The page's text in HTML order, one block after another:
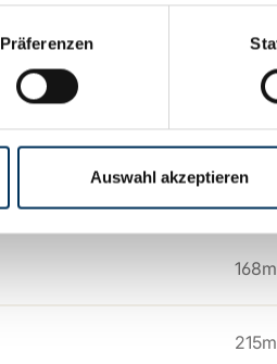
Präferenzen
Auswahl akzeptieren
Blei